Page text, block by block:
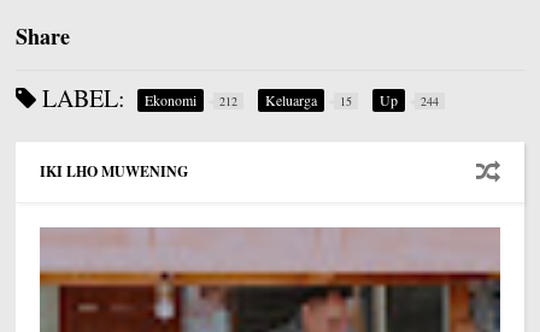
Share
LABEL: Ekonomi 212 Keluarga 15 Up 244
IKI LHO MUWENING